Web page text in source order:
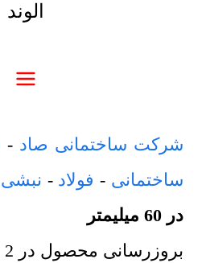
الوند
شرکت ساختمانی صاد -
ساختمانی - فولاد - نبشی
در 60 میلیمتر
بروزرسانی محصول در 2 تیر 1405